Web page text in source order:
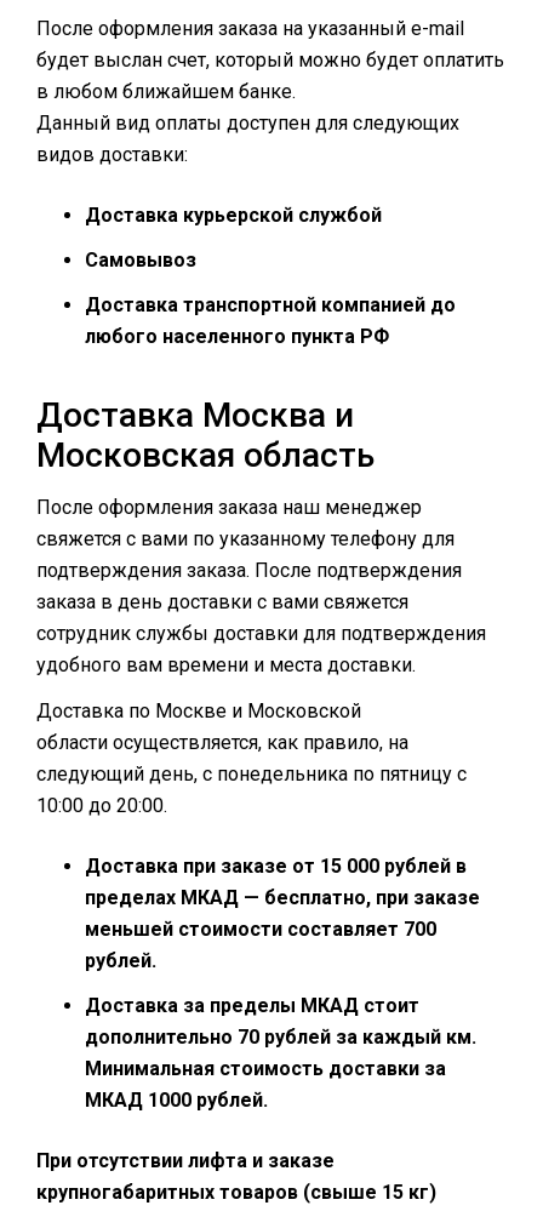
После оформления заказа на указанный e-mail
будет выслан счет, который можно будет оплатить
в любом ближайшем банке.
Данный вид оплаты доступен для следующих
видов доставки:
Доставка курьерской службой
Самовывоз
Доставка транспортной компанией до
любого населенного пункта РФ
Доставка Москва и
Московская область
После оформления заказа наш менеджер
свяжется с вами по указанному телефону для
подтверждения заказа. После подтверждения
заказа в день доставки с вами свяжется
сотрудник службы доставки для подтверждения
удобного вам времени и места доставки.
Доставка по Москве и Московской
области осуществляется, как правило, на
следующий день, с понедельника по пятницу с
10:00 до 20:00.
Доставка при заказе от 15 000 рублей в
пределах МКАД — бесплатно, при заказе
меньшей стоимости составляет 700
рублей.
Доставка за пределы МКАД стоит
дополнительно 70 рублей за каждый км.
Минимальная стоимость доставки за
МКАД 1000 рублей.
При отсутствии лифта и заказе
крупногабаритных товаров (свыше 15 кг)